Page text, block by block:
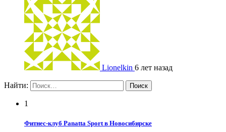
Lionelkin 6 лет назад
Найти:
1
Фитнес-клуб Panatta Sport в Новосибирске